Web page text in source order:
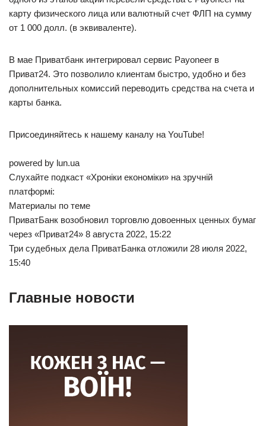
карту физического лица или валютный счет ФЛП на сумму
от 1 000 долл. (в эквиваленте).
В мае Приватбанк интегрировал сервис Payoneer в
Приват24. Это позволило клиентам быстро, удобно и без
дополнительных комиссий переводить средства на счета и
карты банка.
Присоединяйтесь к нашему каналу на YouTube!
powered by lun.ua
Слухайте подкаст «Хроніки економіки» на зручній
платформі:
Материалы по теме
ПриватБанк возобновил торговлю довоенных ценных бумаг
через «Приват24» 8 августа 2022, 15:22
Три судебных дела ПриватБанка отложили 28 июля 2022,
15:40
Главные новости